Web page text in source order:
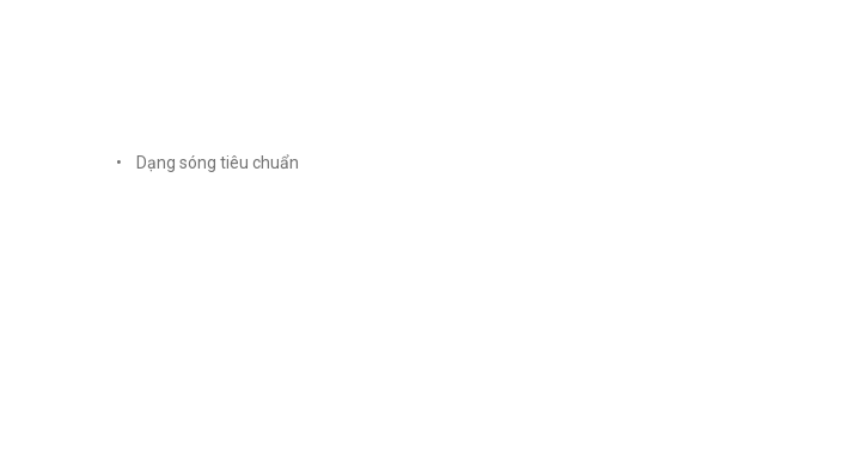
• Dạng sóng tiêu chuẩn